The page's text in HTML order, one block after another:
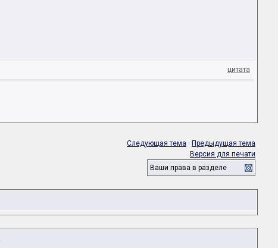
цитата
Следующая тема · Предыдущая тема
Версия для печати
Ваши права в разделе